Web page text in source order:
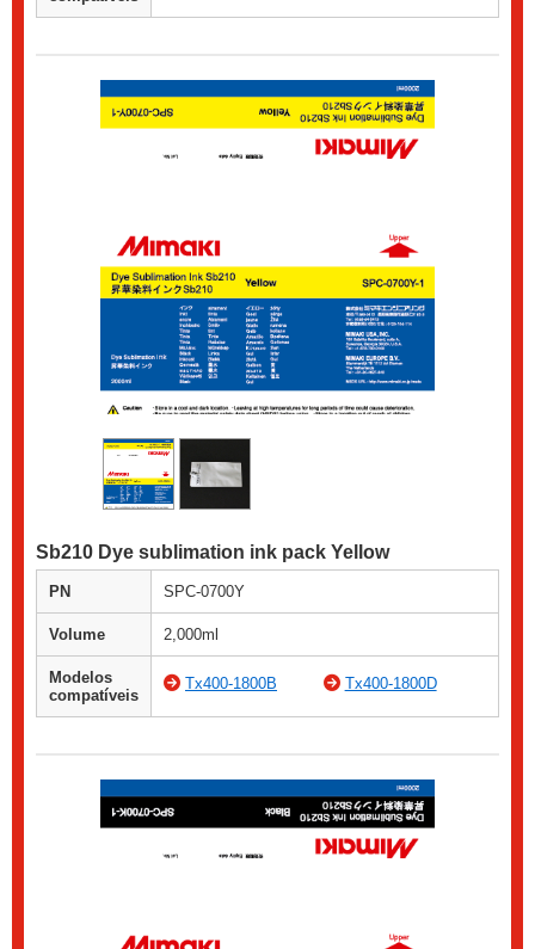
Sb210 Dye sublimation ink pack Yellow
PN SPC-0700Y
Volume 2,000ml
Modelos
compatíveis
Tx400-1800B Tx400-1800D